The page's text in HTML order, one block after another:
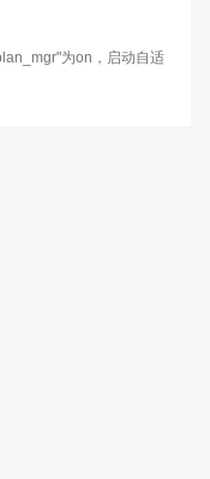
为on，启动自适